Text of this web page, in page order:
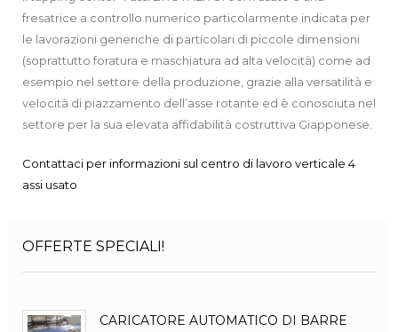
fresatrice a controllo numerico particolarmente indicata per
le lavorazioni generiche di particolari di piccole dimensioni
(soprattutto foratura e maschiatura ad alta velocità) come ad
esempio nel settore della produzione, grazie alla versatilità e
velocità di piazzamento dell’asse rotante ed è conosciuta nel
settore per la sua elevata affidabilità costruttiva Giapponese.
Contattaci per informazioni sul centro di lavoro verticale 4
assi usato
OFFERTE SPECIALI!
CARICATORE AUTOMATICO DI BARRE